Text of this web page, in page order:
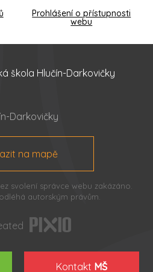
Prohlášení o přístupnosti
webu
škola Hlučín-Darkovičky
Darkovičky
na mapě
svolení správce webu zakázáno.
autorským právům.
Kontakt MŠ